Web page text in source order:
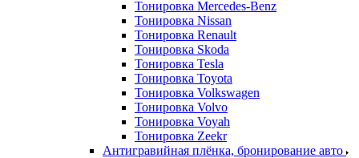
Тонировка Mercedes-Benz
Тонировка Nissan
Тонировка Renault
Тонировка Skoda
Тонировка Tesla
Тонировка Toyota
Тонировка Volkswagen
Тонировка Volvo
Тонировка Voyah
Тонировка Zeekr
Антигравийная плёнка, бронирование авто